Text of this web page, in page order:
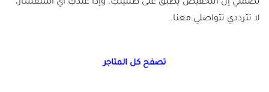
تضمني إن التخفيض يطبق على طلبيتكِ. وإذا عندكِ أي استفسار،
لا تترددي تتواصلي معنا.
تصفح كل المتاجر